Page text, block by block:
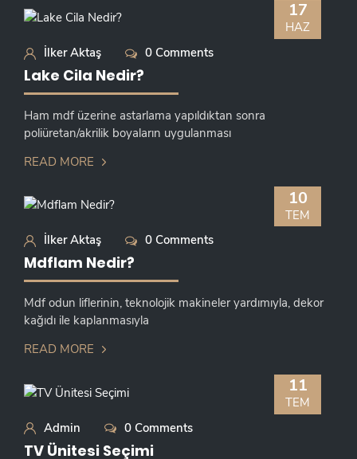
17
HAZ
İlker Aktaş
0 Comments
Lake Cila Nedir?
Ham mdf üzerine astarlama yapıldıktan sonra
poliüretan/akrilik boyaların uygulanması
READ MORE
10
TEM
İlker Aktaş
0 Comments
Mdflam Nedir?
Mdf odun liflerinin, teknolojik makineler yardımıyla, dekor
kağıdı ile kaplanmasıyla
READ MORE
11
TEM
Admin
0 Comments
TV Ünitesi Seçimi